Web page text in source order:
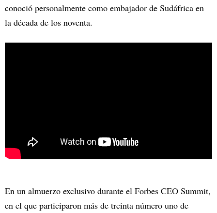
conoció personalmente como embajador de Sudáfrica en
la década de los noventa.
En un almuerzo exclusivo durante el Forbes CEO Summit,
en el que participaron más de treinta número uno de